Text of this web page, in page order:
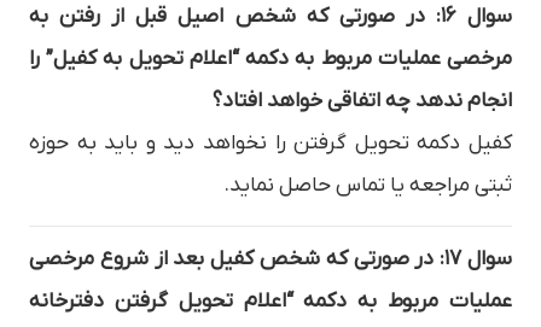
سوال ۱۶: در صورتی که شخص اصیل قبل از رفتن به
مرخصی عملیات مربوط به دکمه “اعلام تحویل به کفیل” را
انجام ندهد چه اتفاقی خواهد افتاد؟
کفیل دکمه تحویل گرفتن را نخواهد دید و باید به حوزه
ثبتی مراجعه یا تماس حاصل نماید.
سوال ۱۷: در صورتی که شخص کفیل بعد از شروع مرخصی
عملیات مربوط به دکمه “اعلام تحویل گرفتن دفترخانه